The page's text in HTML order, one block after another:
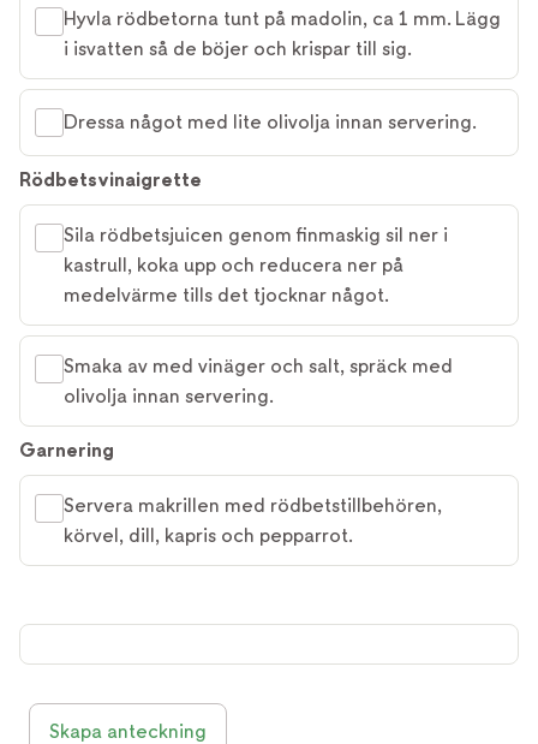
Hyvla rödbetorna tunt på madolin, ca 1 mm. Lägg
i isvatten så de böjer och krispar till sig.
Dressa något med lite olivolja innan servering.
Rödbetsvinaigrette
Sila rödbetsjuicen genom finmaskig sil ner i
kastrull, koka upp och reducera ner på
medelvärme tills det tjocknar något.
Smaka av med vinäger och salt, spräck med
olivolja innan servering.
Garnering
Servera makrillen med rödbetstillbehören,
körvel, dill, kapris och pepparrot.
Skapa anteckning